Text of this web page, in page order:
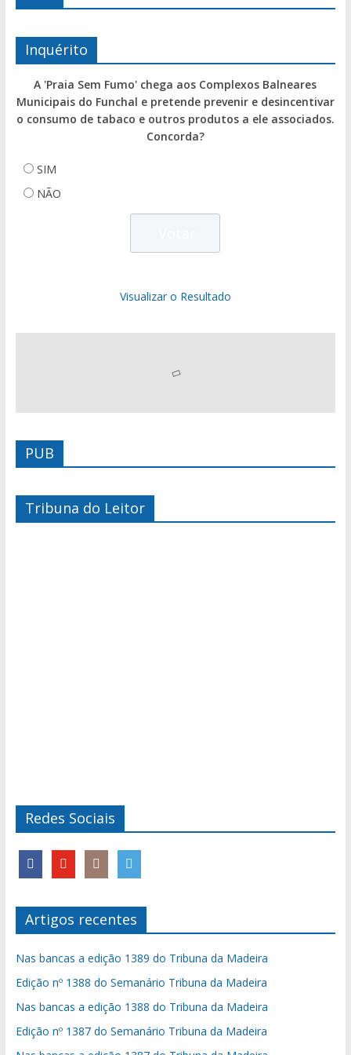
Inquérito
A 'Praia Sem Fumo' chega aos Complexos Balneares
Municipais do Funchal e pretende prevenir e desincentivar
o consumo de tabaco e outros produtos a ele associados.
Concorda?
SIM
NÃO
Visualizar o Resultado
PUB
Tribuna do Leitor
Redes Sociais
Artigos recentes
Nas bancas a edição 1389 do Tribuna da Madeira
Edição nº 1388 do Semanário Tribuna da Madeira
Nas bancas a edição 1388 do Tribuna da Madeira
Edição nº 1387 do Semanário Tribuna da Madeira